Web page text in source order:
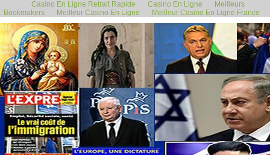
Casino En Ligne Retrait Rapide Casino En Ligne
Meilleurs
Bookmakers
Meilleur Casino En Ligne Meilleur Casino En Ligne France